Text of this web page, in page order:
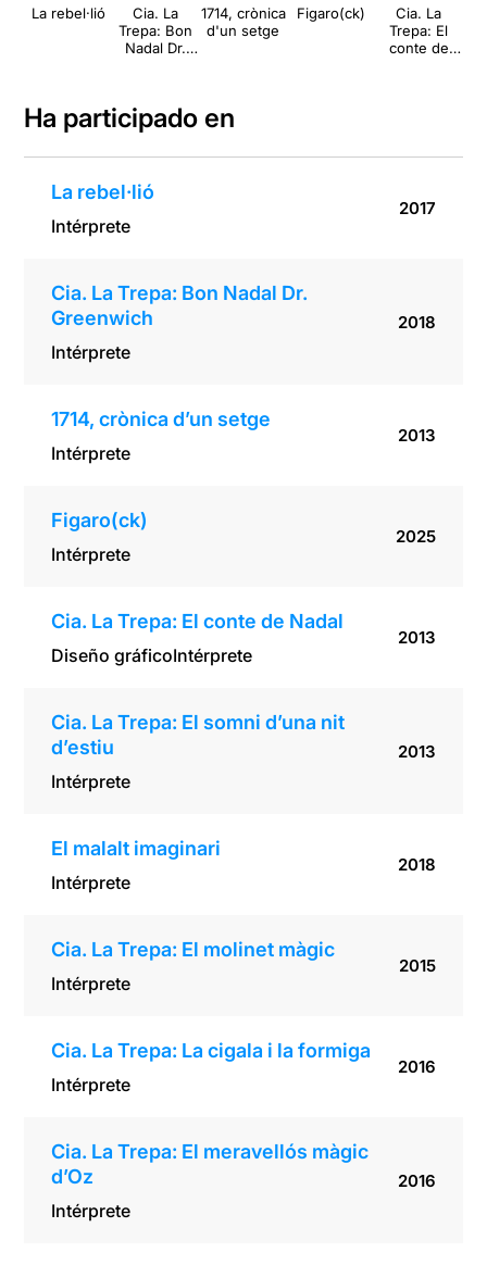
La rebel·lió
Cia. La
Trepa: Bon
Nadal Dr.
1714, crònica
d'un setge
Figaro(ck)
Cia. La
Trepa: El
conte de
Ha participado en
La rebel·lió
Intérprete
2017
Cia. La Trepa: Bon Nadal Dr.
Greenwich
Intérprete
2018
1714, crònica d’un setge
Intérprete
2013
Figaro(ck)
Intérprete
2025
Cia. La Trepa: El conte de Nadal
Diseño gráficoIntérprete
2013
Cia. La Trepa: El somni d’una nit
d’estiu
Intérprete
2013
El malalt imaginari
Intérprete
2018
Cia. La Trepa: El molinet màgic
Intérprete
2015
Cia. La Trepa: La cigala i la formiga
Intérprete
2016
Cia. La Trepa: El meravellós màgic
d’Oz
Intérprete
2016